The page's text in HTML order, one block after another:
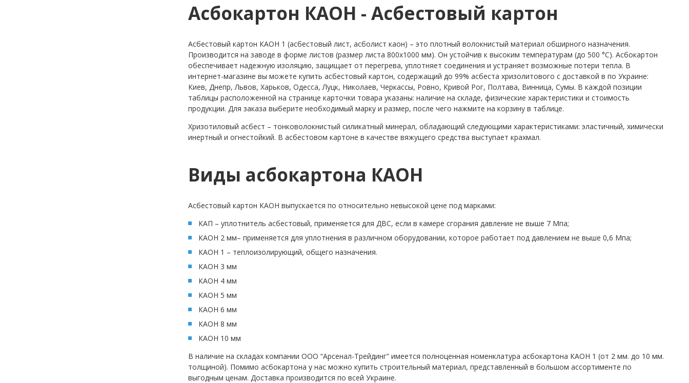
Асбокартон КАОН - Асбестовый картон
Асбестовый картон КАОН 1 (асбестовый лист, асболист каон) – это плотный волокнистый материал обширного назначения.
Производится на заводе в форме листов (размер листа 800x1000 мм). Он устойчив к высоким температурам (до 500 °С). Асбокартон
обеспечивает надежную изоляцию, защищает от перегрева, уплотняет соединения и устраняет возможные потери тепла. В
интернет-магазине вы можете купить асбестовый картон, содержащий до 99% асбеста хризолитового с доставкой в по Украине:
Киев, Днепр, Львов, Харьков, Одесса, Луцк, Николаев, Черкассы, Ровно, Кривой Рог, Полтава, Винница, Сумы. В каждой позиции
таблицы расположенной на странице карточки товара указаны: наличие на складе, физические характеристики и стоимость
продукции. Для заказа выберите необходимый марку и размер, после чего нажмите на корзину в таблице.
Хризотиловый асбест – тонковолокнистый силикатный минерал, обладающий следующими характеристиками: эластичный, химически
инертный и огнестойкий. В асбестовом картоне в качестве вяжущего средства выступает крахмал.
Виды асбокартона КАОН
Асбестовый картон КАОН выпускается по относительно невысокой цене под марками:
КАП – уплотнитель асбестовый, применяется для ДВС, если в камере сгорания давление не выше 7 Мпа;
КАОН 2 мм– применяется для уплотнения в различном оборудовании, которое работает под давлением не выше 0,6 Мпа;
КАОН 1 – теплоизолирующий, общего назначения.
КАОН 3 мм
КАОН 4 мм
КАОН 5 мм
КАОН 6 мм
КАОН 8 мм
КАОН 10 мм
В наличие на складах компании ООО “Арсенал-Трейдинг” имеется полноценная номенклатура асбокартона КАОН 1 (от 2 мм. до 10 мм.
толщиной). Помимо асбокартона у нас можно купить строительный материал, представленный в большом ассортименте по
выгодным ценам. Доставка производится по всей Украине.